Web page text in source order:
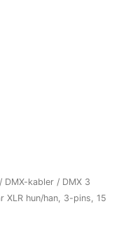
/ DMX-kabler / DMX 3
XLR hun/han, 3-pins, 15